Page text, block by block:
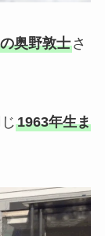
奥野敦士さ
1963年生ま